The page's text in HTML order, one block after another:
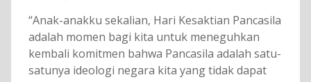
“Anak-anakku sekalian, Hari Kesaktian Pancasila
adalah momen bagi kita untuk meneguhkan
kembali komitmen bahwa Pancasila adalah satu-
satunya ideologi negara kita yang tidak dapat